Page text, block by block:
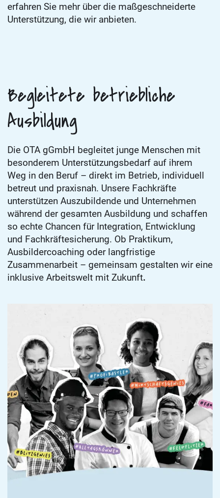
erfahren Sie mehr über die maßgeschneiderte
Unterstützung, die wir anbieten.
Begleitete betriebliche
Ausbildung
Die OTA gGmbH begleitet junge Menschen mit
besonderem Unterstützungsbedarf auf ihrem
Weg in den Beruf – direkt im Betrieb, individuell
betreut und praxisnah. Unsere Fachkräfte
unterstützen Auszubildende und Unternehmen
während der gesamten Ausbildung und schaffen
so echte Chancen für Integration, Entwicklung
und Fachkräftesicherung. Ob Praktikum,
Ausbildercoaching oder langfristige
Zusammenarbeit – gemeinsam gestalten wir eine
inklusive Arbeitswelt mit Zukunft.